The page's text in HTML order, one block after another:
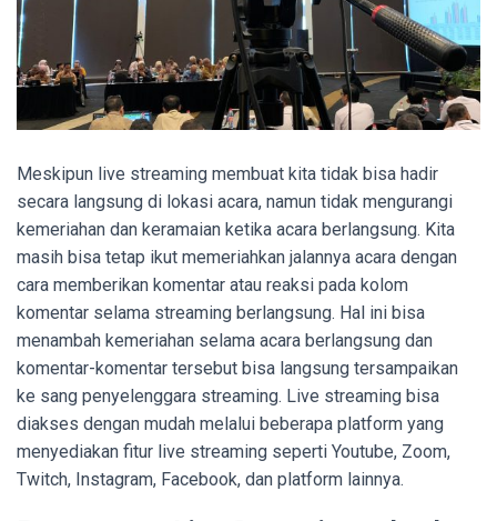
Meskipun live streaming membuat kita tidak bisa hadir
secara langsung di lokasi acara, namun tidak mengurangi
kemeriahan dan keramaian ketika acara berlangsung. Kita
masih bisa tetap ikut memeriahkan jalannya acara dengan
cara memberikan komentar atau reaksi pada kolom
komentar selama streaming berlangsung. Hal ini bisa
menambah kemeriahan selama acara berlangsung dan
komentar-komentar tersebut bisa langsung tersampaikan
ke sang penyelenggara streaming. Live streaming bisa
diakses dengan mudah melalui beberapa platform yang
menyediakan fitur live streaming seperti Youtube, Zoom,
Twitch, Instagram, Facebook, dan platform lainnya.